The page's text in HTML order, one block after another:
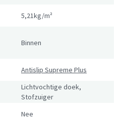
5,21kg/m²
Binnen
Antislip Supreme Plus
Lichtvochtige doek,
Stofzuiger
Nee